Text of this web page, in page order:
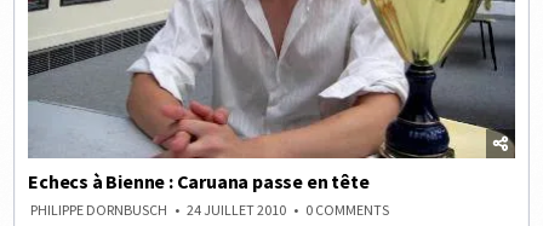
Echecs à Bienne : Caruana passe en tête
PHILIPPE DORNBUSCH 24 JUILLET 2010 0 COMMENTSON